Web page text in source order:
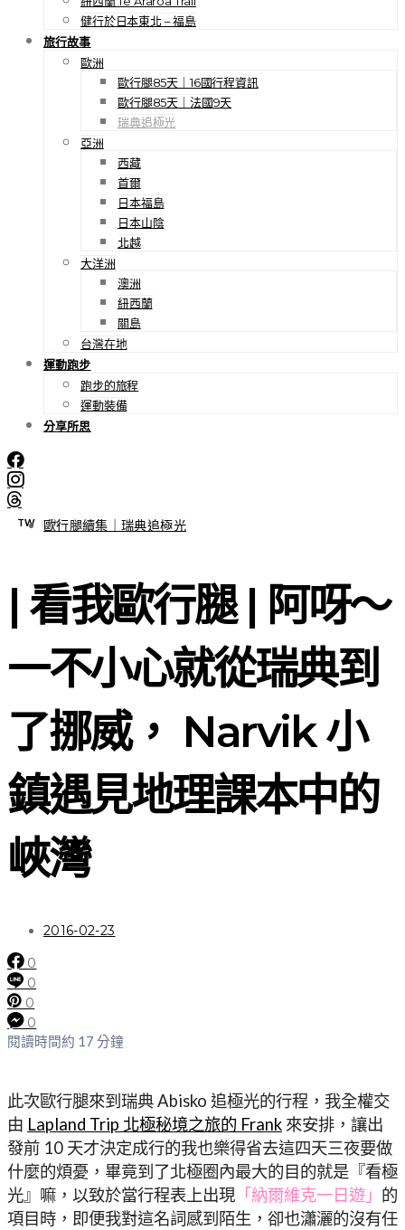
健行於日本東北 – 福島
旅行故事
歐洲
歐行腿85天｜16國行程資訊
歐行腿85天｜法國9天
瑞典追極光
亞洲
西藏
首爾
日本福島
日本山陰
北越
大洋洲
澳洲
紐西蘭
關島
台灣在地
運動跑步
跑步的旅程
運動裝備
分享所思
TW | EN
歐行腿續集｜瑞典追極光
| 看我歐行腿 | 阿呀～
一不小心就從瑞典到
了挪威， Narvik 小
鎮遇見地理課本中的
峽灣
2016-02-23
0
0
0
0
閱讀時間約 17 分鐘
此次歐行腿來到瑞典 Abisko 追極光的行程，我全權交
由 Lapland Trip 北極秘境之旅的 Frank 來安排，讓出
發前 10 天才決定成行的我也樂得省去這四天三夜要做
什麼的煩憂，畢竟到了北極圈內最大的目的就是『看極
光』嘛，以致於當行程表上出現 「納爾維克一日遊」 的
項目時，即便我對這名詞感到陌生，卻也瀟灑的沒有任